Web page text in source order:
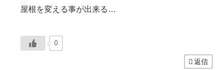
屋根を変える事が出来る…
0
返信